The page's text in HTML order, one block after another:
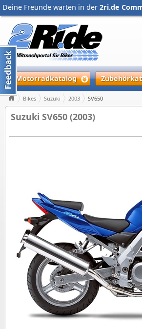
Deine Freunde warten in der 2ri.de
Motorradkatalog
Bikes Suzuki 2003 SV650
Suzuki SV650 (2003)